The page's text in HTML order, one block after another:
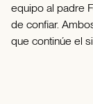
equipo al padre
de confiar.
que continúe el